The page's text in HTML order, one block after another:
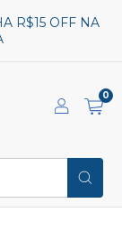
R$15 OFF NA
0